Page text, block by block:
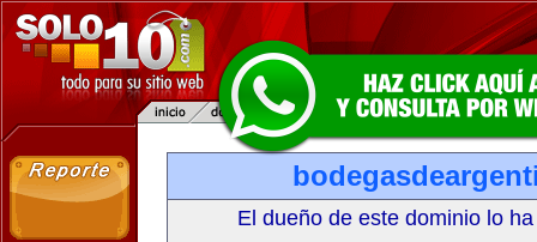
El dueño de este dominio lo